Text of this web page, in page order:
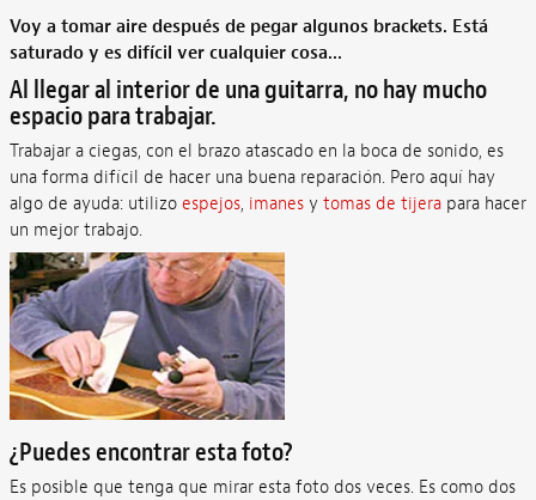
Voy a tomar aire después de pegar algunos brackets. Está
saturado y es difícil ver cualquier cosa...
Al llegar al interior de una guitarra, no hay mucho
espacio para trabajar.
Trabajar a ciegas, con el brazo atascado en la boca de sonido, es
una forma difícil de hacer una buena reparación. Pero aquí hay
algo de ayuda: utilizo espejos, imanesy tomas de tijerapara hacer
un mejor trabajo.
¿Puedes encontrar esta foto?
Es posible que tenga que mirar esta foto dos veces. Es como dos